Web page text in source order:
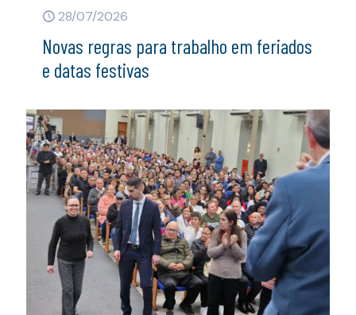
28/07/2026
Novas regras para trabalho em feriados
e datas festivas